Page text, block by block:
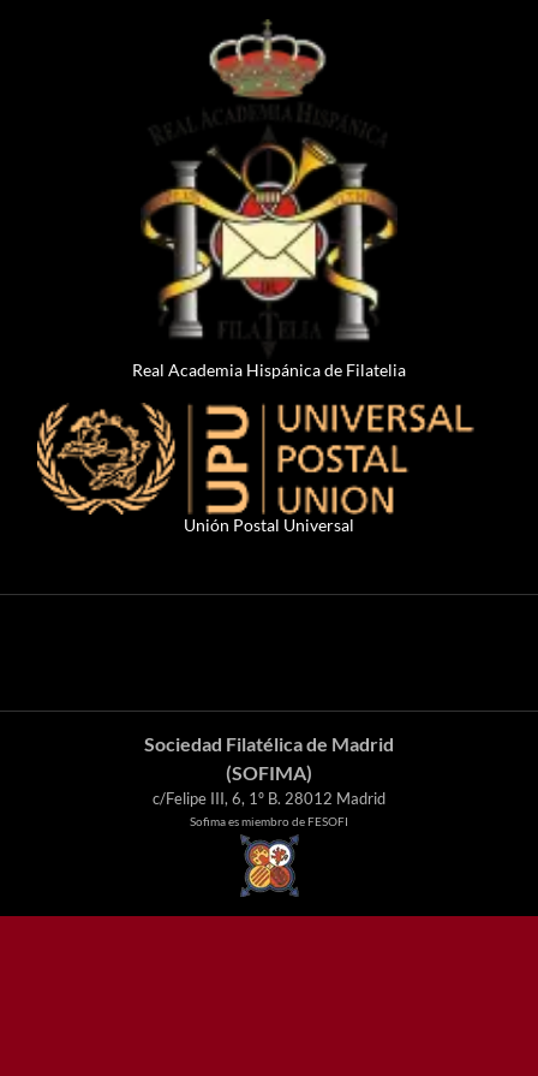
Real Academia Hispánica de Filatelia
Unión Postal Universal
Sociedad Filatélica de Madrid
(SOFIMA)
c/Felipe III, 6, 1º B. 28012 Madrid
Sofima es miembro de FESOFI